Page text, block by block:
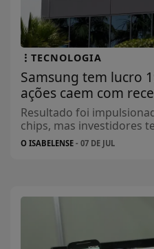
TECNOLOGIA
Samsung tem lucro
ações caem com
Resultado foi
chips, mas investidores
O ISABELENSE - 07 DE JUL